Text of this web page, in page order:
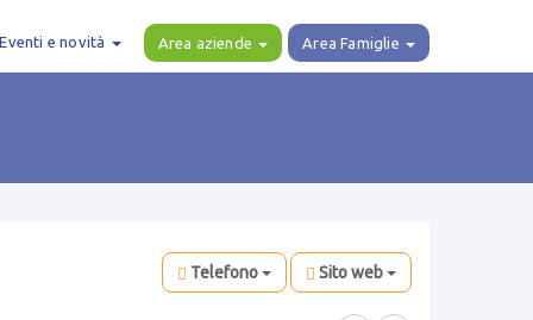
Eventi e novità Area aziende Area Famiglie
Telefono Sito web